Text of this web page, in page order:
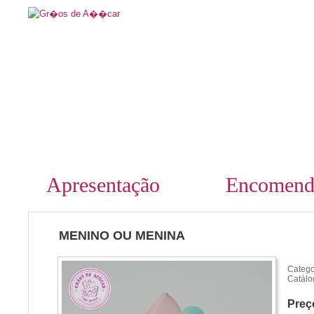
Apresentação
MENINO OU MENINA